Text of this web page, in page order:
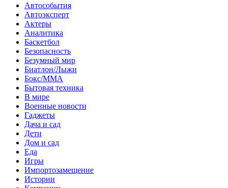
Автособытия
Автоэксперт
Актеры
Аналитика
Баскетбол
Безопасность
Безумный мир
Биатлон/Лыжи
Бокс/MMA
Бытовая техника
В мире
Военные новости
Гаджеты
Дача и сад
Дети
Дом и сад
Еда
Игры
Импортозамещение
Истории